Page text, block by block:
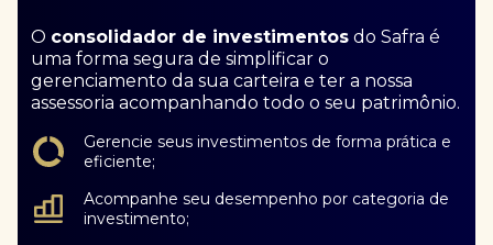
O consolidador de investimentos do Safra é
uma forma segura de simplificar o
gerenciamento da sua carteira e ter a nossa
assessoria acompanhando todo o seu patrimônio.
Gerencie seus investimentos de forma prática e
eficiente;
Acompanhe seu desempenho por categoria de
investimento;